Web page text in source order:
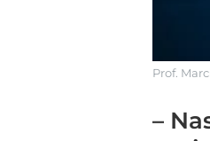
Prof.
–